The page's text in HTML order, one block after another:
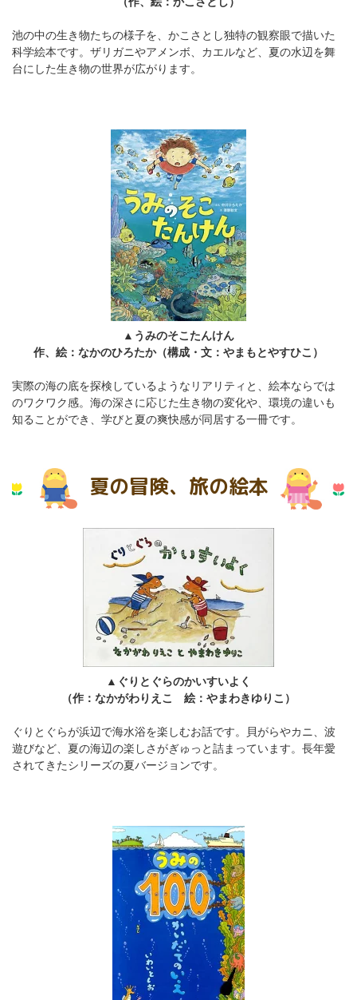
池の中の生き物たちの様子を、かこさとし独特の観察眼で描いた
科学絵本です。ザリガニやアメンボ、カエルなど、夏の水辺を舞
台にした生き物の世界が広がります。
▲うみのそこたんけん
作、絵：なかのひろたか（構成・文：やまもとやすひこ）
実際の海の底を探検しているようなリアリティと、絵本ならでは
のワクワク感。海の深さに応じた生き物の変化や、環境の違いも
知ることができ、学びと夏の爽快感が同居する一冊です。
夏の冒険、旅の絵本
▲ぐりとぐらのかいすいよく
（作：なかがわりえこ 絵：やまわきゆりこ）
ぐりとぐらが浜辺で海水浴を楽しむお話です。貝がらやカニ、波
遊びなど、夏の海辺の楽しさがぎゅっと詰まっています。長年愛
されてきたシリーズの夏バージョンです。